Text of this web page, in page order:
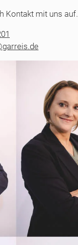
Kontakt mit uns auf.